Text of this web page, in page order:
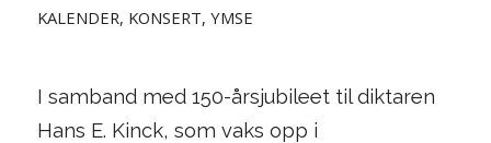
KALENDER, KONSERT, YMSE
I samband med 150-årsjubileet til diktaren
Hans E. Kinck, som vaks opp i